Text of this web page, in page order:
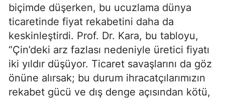
biçimde düşerken, bu ucuzlama dünya
ticaretinde fiyat rekabetini daha da
keskinleştirdi. Prof. Dr. Kara, bu tabloyu,
“Çin’deki arz fazlası nedeniyle üretici fiyatı
iki yıldır düşüyor. Ticaret savaşlarını da göz
önüne alırsak; bu durum ihracatçılarımızın
rekabet gücü ve dış denge açısından kötü,